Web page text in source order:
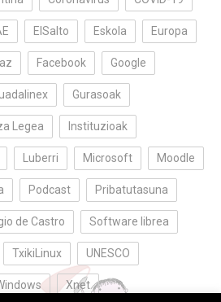
ElSalto Eskola Europa
Facebook Google
Gurasoak
Legea Instituzioak
Luberri Microsoft Moodle
Podcast Pribatutasuna
de Castro Software librea
TxikiLinux UNESCO
Xnet